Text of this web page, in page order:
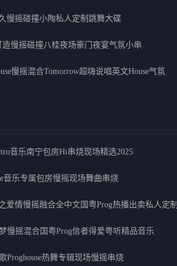
慢摇碰撞小陶私人定制跳舞大碟
造慢摇碰撞八桂夜场豪门夜宴气氛小串
慢摇混合Tomorrow超嗨说唱英文House气氛
音乐南宁包房Hi串烧现场精选2025
音乐专属包房慢摇现场舞曲串烧
爱情慢摇融合全中文国粤Prog热播出卖私人定制
慢摇混合国粤Prog信者得爱粤听精品音乐
Proghouse热舞专辑现场慢摇串烧